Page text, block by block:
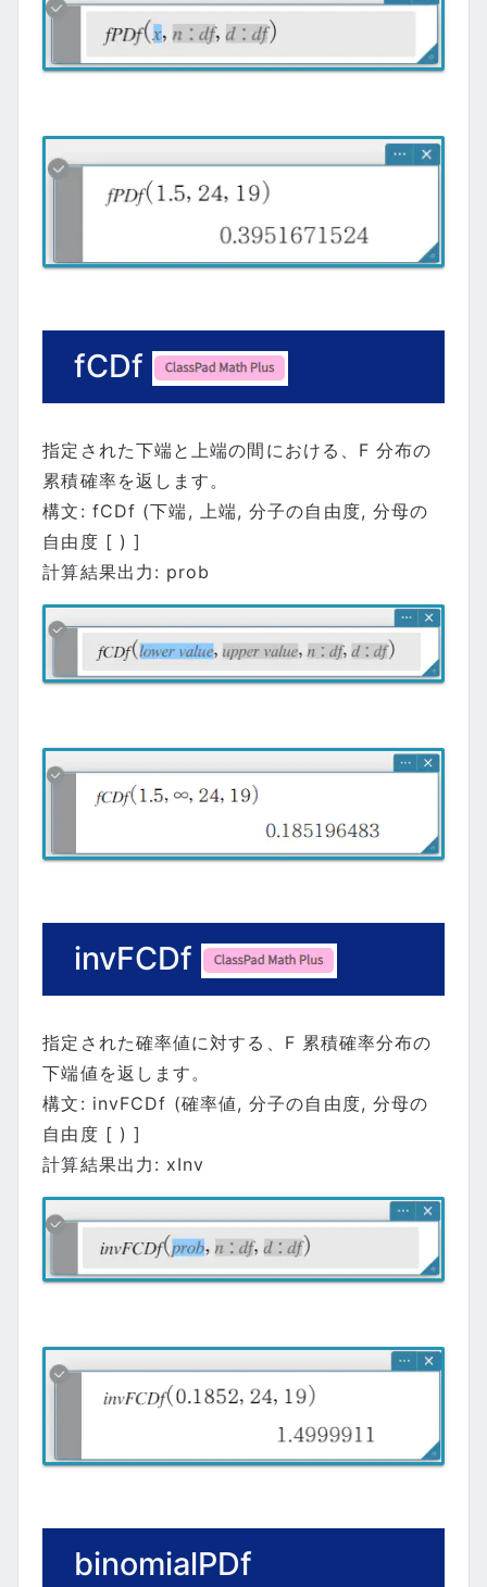
fCDf
指定された下端と上端の間における、F 分布の
累積確率を返します。
構文: fCDf (下端, 上端, 分子の自由度, 分母の
自由度 [ ) ]
計算結果出力: prob
invFCDf
指定された確率値に対する、F 累積確率分布の
下端値を返します。
構文: invFCDf (確率値, 分子の自由度, 分母の
自由度 [ ) ]
計算結果出力: xInv
binomialPDf